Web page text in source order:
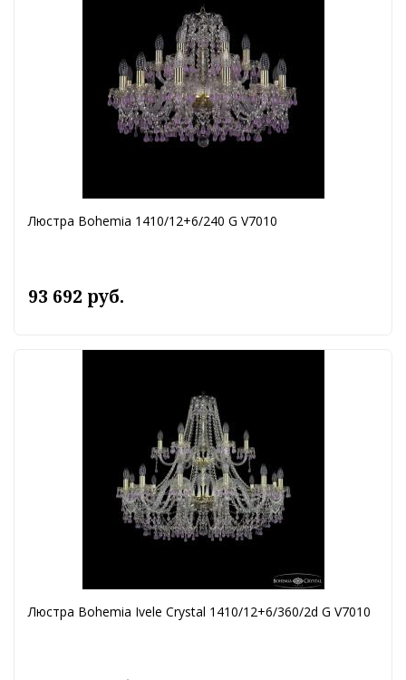
Люстра Bohemia 1410/12+6/240 G V7010
93 692 руб.
Люстра Bohemia Ivele Crystal 1410/12+6/360/2d G V7010